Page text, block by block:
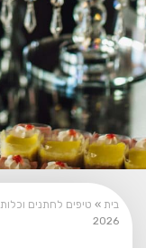
בית » טיפים לחתנים וכלות
2026